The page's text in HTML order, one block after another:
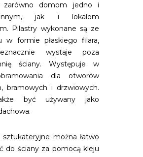
zarówno domom jedno i
jak i lokalom
Pilastry wykonane są ze
w formie płaskiego filara,
wystaje poza
ściany. Występuje w
dla otworów
bramowych i drzwiowych.
być używany jako
można łatwo
do ściany za pomocą kleju